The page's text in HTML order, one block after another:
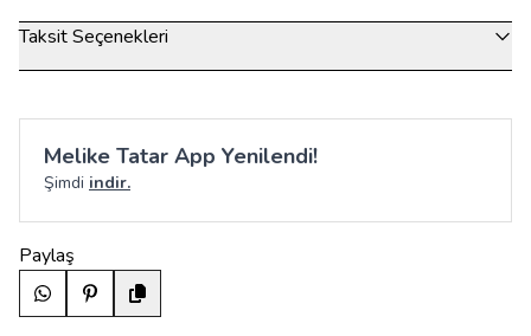
Taksit Seçenekleri
Melike Tatar App Yenilendi!
Şimdi indir.
Paylaş